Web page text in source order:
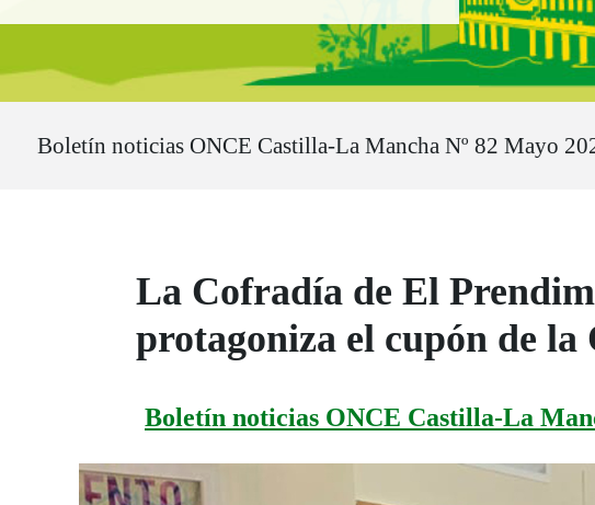
Boletín noticias ONCE Castilla-La Mancha Nº 82 Mayo
La Cofradía de El
protagoniza el cupón de la
Boletín noticias ONCE Castilla-La